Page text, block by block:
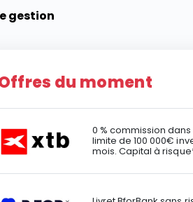
gestion
du moment
0 % commission dans
limite de 100 000€
mois. Capital à